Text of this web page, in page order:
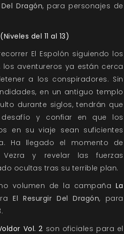
Dragón, para personajes de
del 11 al 13)
El Espolón siguiendo los
los aventureros ya están cerca
a los conspiradores. Sin
en un antiguo templo
durante siglos, tendrán que
y confiar en que los
en su viaje sean suficientes
Ha llegado el momento de
y revelar las fuerzas
ocultas tras su terrible plan.
volumen de la campaña La
El Resurgir Del Dragón, para
Vol. 2 son oficiales para el